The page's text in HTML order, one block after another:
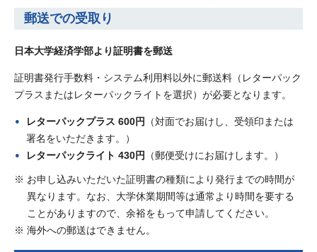
郵送での受取り
日本大学経済学部より証明書を郵送
証明書発行手数料・システム利用料以外に郵送料（レターパック
プラスまたはレターパックライトを選択）が必要となります。
レターパックプラス 600円
（対面でお届けし、受領印または
署名をいただきます。）
レターパックライト 430円
（郵便受けにお届けします。）
お申し込みいただいた証明書の種類により発行までの時間が
異なります。なお、大学休業期間等は通常より時間を要する
ことがありますので、余裕をもって申請してください。
海外への郵送はできません。